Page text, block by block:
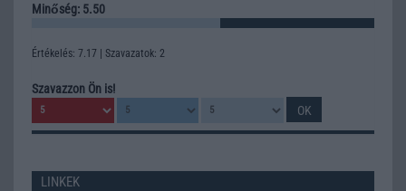
Minőség: 5.50
Értékelés: 7.17 | Szavazatok: 2
Szavazzon Ön is!
LINKEK